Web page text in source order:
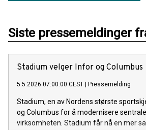
Siste pressemeldinger
Stadium velger Infor og Columbus
5.5.2026 07:00:00 CEST | Pressemelding
Stadium, en av Nordens største
og Columbus for å modernisere
virksomheten. Stadium får nå en mer